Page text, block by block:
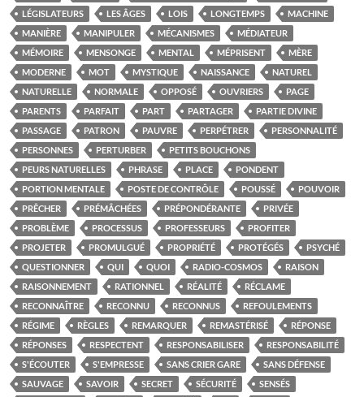
LÉGISLATEURS
LES ÂGES LOIS LONGTEMPS
MACHINE
MANIÈRE
MANIPULER MÉCANISMES
MÉDIATEUR
MÉMOIRE
MENSONGE MENTAL MÉPRISENT
MÈRE
MODERNE
MOT MYSTIQUE NAISSANCE
NATUREL
NATURELLE
NORMALE OPPOSÉ OUVRIERS
PAGE
PARENTS
PARFAIT PART PARTAGER
PARTIE DIVINE
PASSAGE
PATRON PAUVRE PERPÉTRER
PERSONNALITÉ
PERSONNES
PERTURBER
PETITS BOUCHONS
PEURS NATURELLES
PHRASE PLACE
PONDENT
PORTION MENTALE
POSTE DE CONTRÔLE POUSSÉ
POUVOIR
PRÊCHER
PRÉMÂCHÉES PRÉPONDÉRANTE
PRIVÉE
PROBLÈME
PROCESSUS PROFESSEURS
PROFITER
PROJETER
PROMULGUÉ PROPRIÉTÉ PROTÉGÉS
PSYCHÉ
QUESTIONNER
QUI QUOI RADIO-COSMOS
RAISON
RAISONNEMENT
RATIONNEL RÉALITÉ
RÉCLAME
RECONNAÎTRE
RECONNU RECONNUS
REFOULEMENTS
RÉGIME
RÈGLES REMARQUER REMASTÉRISÉ
RÉPONSE
RÉPONSES
RESPECTENT RESPONSABILISER
RESPONSABILITÉ
S'ÉCOUTER
S'EMPRESSE SANS CRIER GARE
SANS DÉFENSE
SAUVAGE
SAVOIR SECRET SÉCURITÉ
SENSÉS